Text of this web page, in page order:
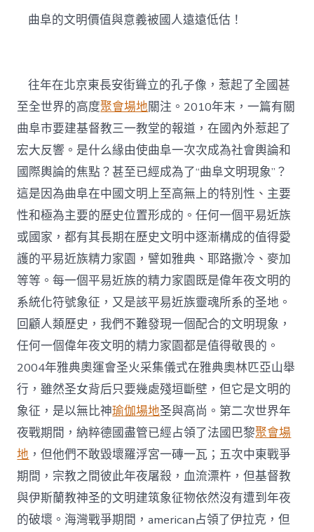
曲阜的文明價值與意義被國人遠遠低估！
往年在北京東長安街聳立的孔子像，惹起了全國甚
至全世界的高度聚會場地關注。2010年末，一篇有關
曲阜市要建基督教三一教堂的報道，在國內外惹起了
宏大反響。是什么緣由使曲阜一次次成為社會輿論和
國際輿論的焦點？甚至已經成為了“曲阜文明現象”？
這是因為曲阜在中國文明上至高無上的特別性、主要
性和極為主要的歷史位置形成的。任何一個平易近族
或國家，都有其長期在歷史文明中逐漸構成的值得愛
護的平易近族精力家園，譬如雅典、耶路撒冷、麥加
等等。每一個平易近族的精力家園既是偉年夜文明的
系統化符號象征，又是該平易近族靈魂所系的圣地。
回顧人類歷史，我們不難發現一個配合的文明現象，
任何一個偉年夜文明的精力家園都是值得敬畏的。
2004年雅典奧運會圣火采集儀式在雅典奧林匹亞山舉
行，雖然圣女背后只要幾處殘垣斷壁，但它是文明的
象征，是以無比神瑜伽場地圣與高尚。第二次世界年
夜戰期間，納粹德國盡管已經占領了法國巴黎聚會場
地 ，但他們不敢毀壞羅浮宮一磚一瓦；五次中東戰爭
期間，宗教之間彼此年夜屠殺，血流漂杵，但基督教
與伊斯蘭教神圣的文明建筑象征物依然沒有遭到年夜
的破壞。海灣戰爭期間，american占領了伊拉克，但